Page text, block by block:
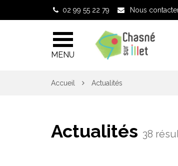
02 99 55 22 79 Nous
MENU
Accueil Actualités
Actualités 38